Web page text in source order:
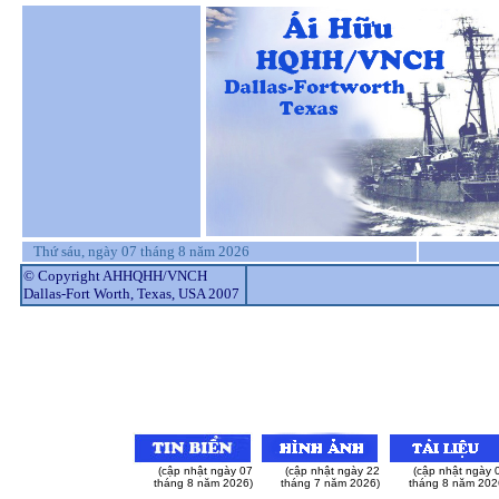
Thứ sáu, ngày 07 tháng 8 năm 2026
© Copyright AHHQHH/VNCH
Dallas-Fort Worth, Texas, USA 2007
(cập nhật ngày 07
tháng 8 năm 2026)
(cập nhật ngày 22
tháng 7 năm 2026)
(cập nhật ngày
tháng 8 năm